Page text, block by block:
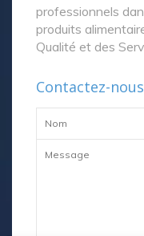
Mentions légales-